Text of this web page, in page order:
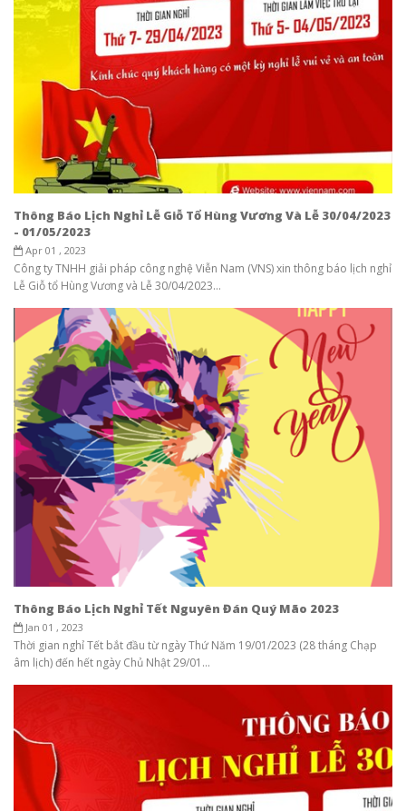
Thông Báo Lịch Nghỉ Lễ Giỗ Tổ Hùng Vương Và Lễ 30/04/2023
- 01/05/2023
Apr 01 , 2023
Công ty TNHH giải pháp công nghệ Viễn Nam (VNS) xin thông báo lịch nghỉ
Lễ Giỗ tổ Hùng Vương và Lễ 30/04/2023...
Thông Báo Lịch Nghỉ Tết Nguyên Đán Quý Mão 2023
Jan 01 , 2023
Thời gian nghỉ Tết bắt đầu từ ngày Thứ Năm 19/01/2023 (28 tháng Chạp
âm lịch) đến hết ngày Chủ Nhật 29/01...